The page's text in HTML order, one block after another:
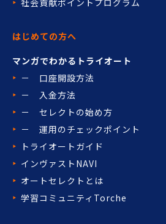
はじめての方へ
マンガでわかるトライオート
－ 口座開設方法
－ 入金方法
－ セレクトの始め方
－ 運用のチェックポイント
トライオートガイド
インヴァストNAVI
オートセレクトとは
学習コミュニティTorche